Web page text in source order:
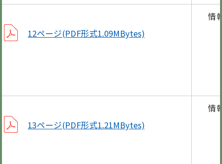
12ページ(PDF形式1.09MBytes)
情
13ページ(PDF形式1.21MBytes)
情